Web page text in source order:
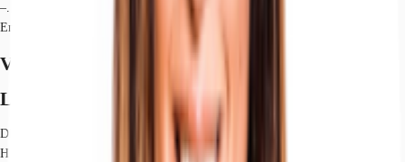
–. Der Endenergieverbrauch Strom beträgt 63 kWh/(m²*a). Der
Endenergieverbrauch Wärme beträgt 117 kWh/(m²*a).
Verfügbare Fläche
Lage und Verkehrsanbindung
Die unmittelbare Nähe zur Börse, zum Hamburger Rathaus sowie zu den
Haupteinkaufsstraßen Mönckebergstraße und Neuer Wall unterstreicht die